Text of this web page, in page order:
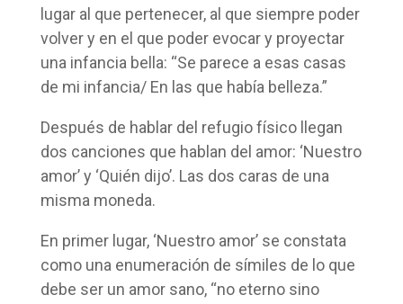
lugar al que pertenecer, al que siempre poder
volver y en el que poder evocar y proyectar
una infancia bella: “Se parece a esas casas
de mi infancia/ En las que había belleza.”
Después de hablar del refugio físico llegan
dos canciones que hablan del amor: ‘Nuestro
amor’ y ‘Quién dijo’. Las dos caras de una
misma moneda.
En primer lugar, ‘Nuestro amor’ se constata
como una enumeración de símiles de lo que
debe ser un amor sano, “no eterno sino